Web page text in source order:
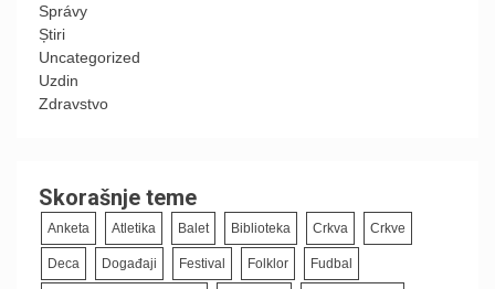
Správy
Știri
Uncategorized
Uzdin
Zdravstvo
Skorašnje teme
Anketa Atletika Balet Biblioteka Crkva Crkve
Deca Događaji Festival Folklor Fudbal